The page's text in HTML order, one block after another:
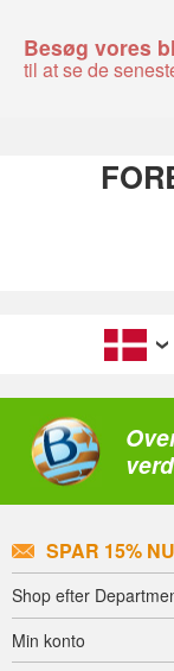
Besøg vores
til at se de
SPAR 15% NU
Shop efter
Min konto